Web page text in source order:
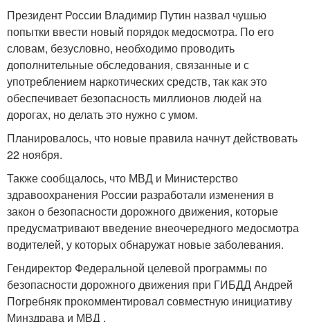
Президент России Владимир Путин назвал чушью
попытки ввести новый порядок медосмотра. По его
словам, безусловно, необходимо проводить
дополнительные обследования, связанные и с
употреблением наркотических средств, так как это
обеспечивает безопасность миллионов людей на
дорогах, но делать это нужно с умом.
Планировалось, что новые правила начнут действовать
22 ноября.
Также сообщалось, что МВД и Министерство
здравоохранения России разработали изменения в
закон о безопасности дорожного движения, которые
предусматривают введение внеочередного медосмотра
водителей, у которых обнаружат новые заболевания.
Гендиректор Федеральной целевой программы по
безопасности дорожного движения при ГИБДД Андрей
Погребняк прокомментировал совместную инициативу
Минздрава и МВД .